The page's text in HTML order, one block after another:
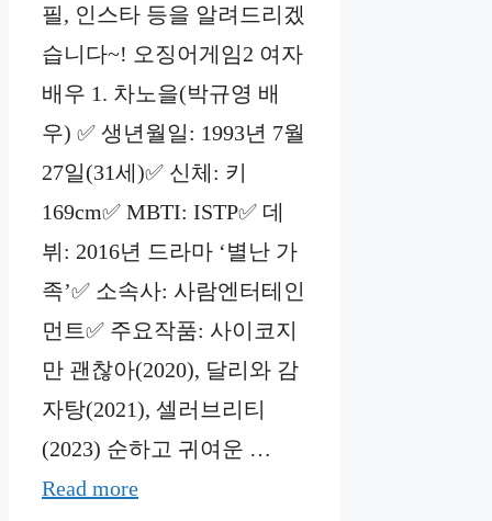
필, 인스타 등을 알려드리겠
습니다~! 오징어게임2 여자
배우 1. 차노을(박규영 배
우) ✅ 생년월일: 1993년 7월
27일(31세)✅ 신체: 키
169cm✅ MBTI: ISTP✅ 데
뷔: 2016년 드라마 ‘별난 가
족’✅ 소속사: 사람엔터테인
먼트✅ 주요작품: 사이코지
만 괜찮아(2020), 달리와 감
자탕(2021), 셀러브리티
(2023) 순하고 귀여운 …
Read more